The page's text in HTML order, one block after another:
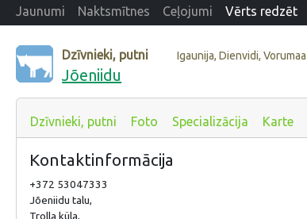
Jaunumi Naktsmītnes Ceļojumi Vērts redzēt
Dzīvnieki, putni Igaunija, Dienvidi, Vorumaa
Jõeniidu
Dzīvnieki, putni Foto Specializācija Karte
Kontaktinformācija
+372 53047333
Jõeniidu talu,
Trolla küla,